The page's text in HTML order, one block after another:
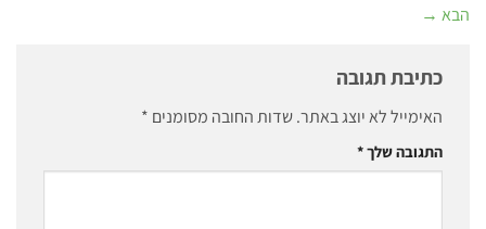
הבא →
כתיבת תגובה
האימייל לא יוצג באתר.שדות החובה מסומנים *
התגובה שלך*